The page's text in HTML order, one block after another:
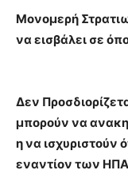
Μονομερή
να εισβάλει σε
Δεν
μπορούν να
η να ισχυριστούν
εναντίον των